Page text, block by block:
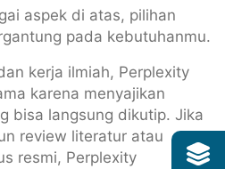
aspek di atas, pilihan
pada kebutuhanmu.
kerja ilmiah, Perplexity
karena menyajikan
bisa langsung dikutip. Jika
review literatur atau
resmi, Perplexity